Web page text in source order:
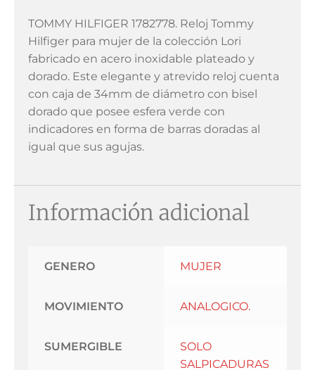
TOMMY HILFIGER 1782778. Reloj Tommy
Hilfiger para mujer de la colección Lori
fabricado en acero inoxidable plateado y
dorado. Este elegante y atrevido reloj cuenta
con caja de 34mm de diámetro con bisel
dorado que posee esfera verde con
indicadores en forma de barras doradas al
igual que sus agujas.
Información adicional
GENERO MUJER
MOVIMIENTO ANALOGICO.
SUMERGIBLE
SOLO
SALPICADURAS